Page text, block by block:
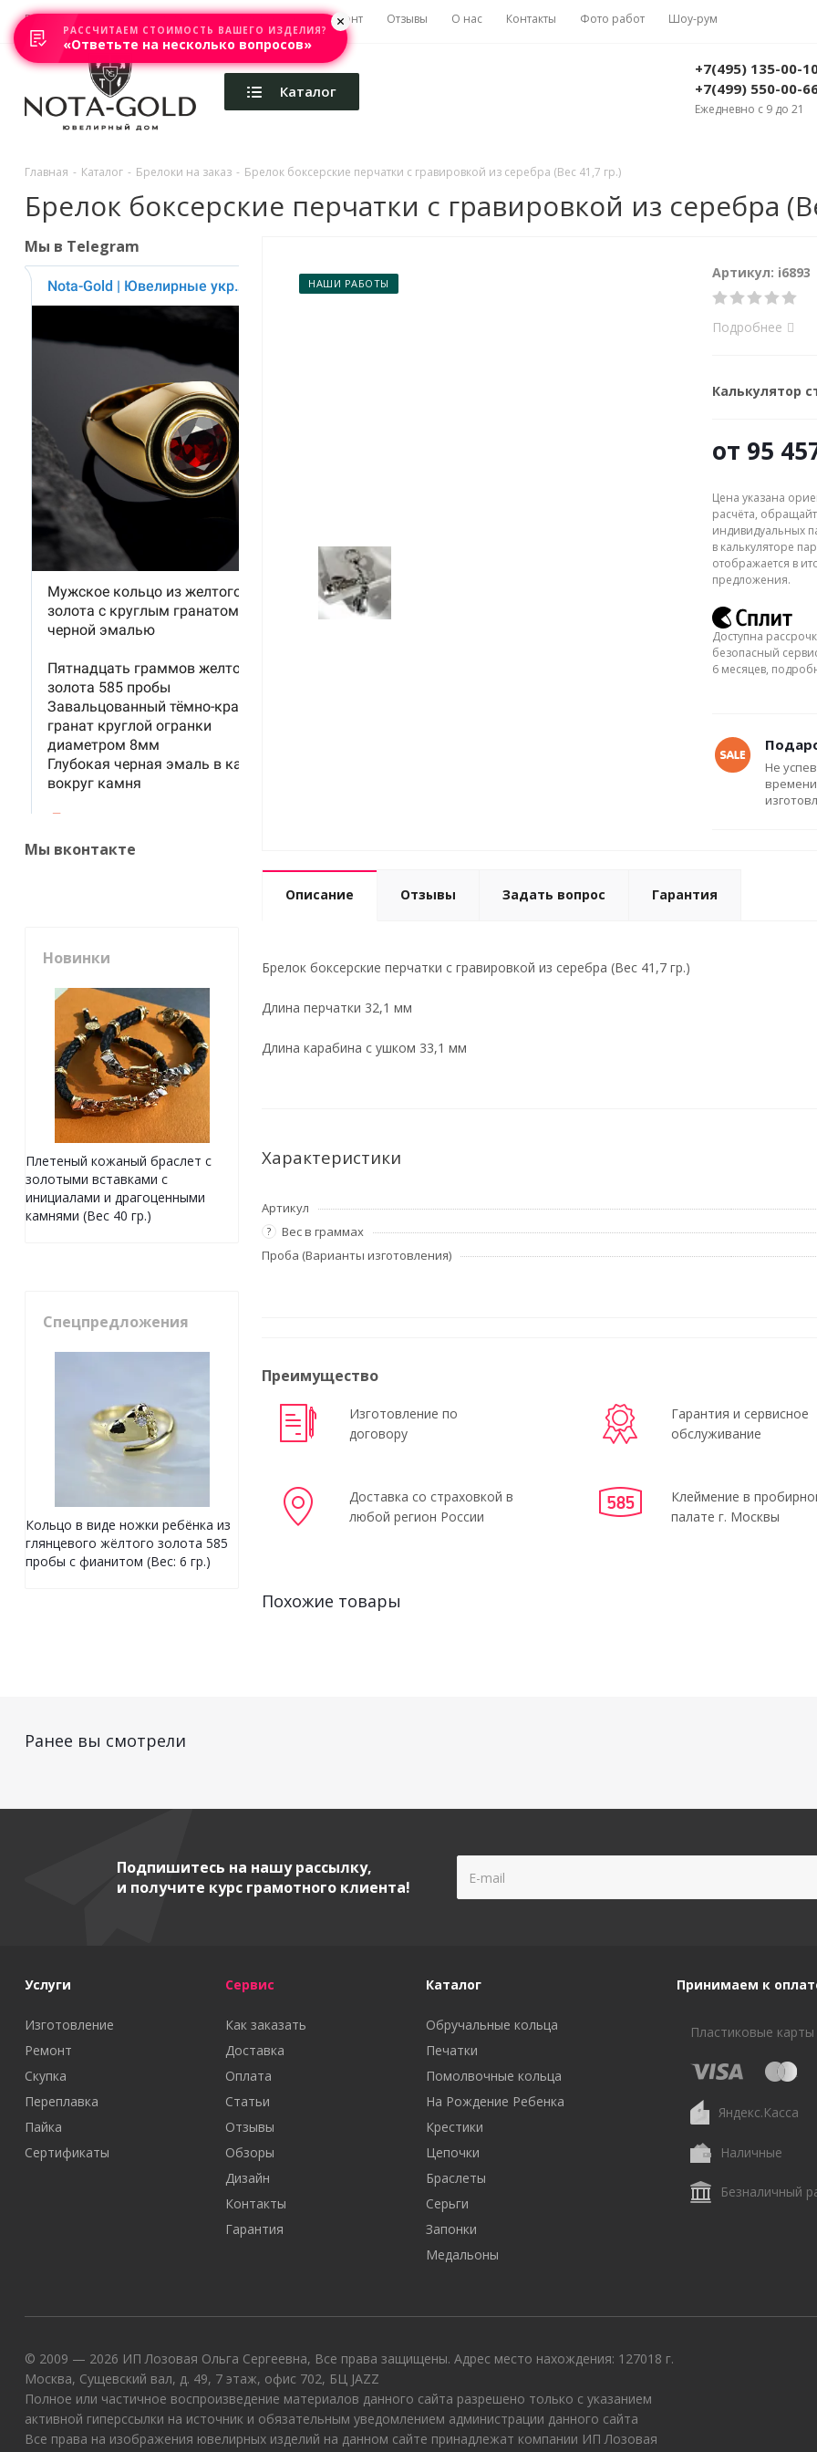
Главная Акции Каталоги Изготовление Ремонт Отзывы О нас Контакты Фото работ Шоу-рум
Каталог
+7(495) 135-00-
+7(499) 550-00-
Ежедневно с 9 до 21
Главная - Каталог - Брелоки на заказ - Брелок боксерские перчатки с гравировкой из серебра (Вес 41,7 гр.)
Брелок боксерские перчатки с гравировкой из серебра
НАШИ РАБОТЫ
Артикул: i6893
Подробнее
Калькулятор
от 95
Цена указана
расчёта,
индивидуальных
в калькуляторе
отображается в
предложения.
Доступна
безопасный
6 месяцев,
Не
Описание Отзывы Задать вопрос Гарантия
Брелок боксерские перчатки с гравировкой из серебра (Вес 41,7 гр.)
Длина перчатки 32,1 мм
Длина карабина с ушком 33,1 мм
Характеристики
Артикул
? Вес в граммах
Проба (Варианты изготовления)
Преимущество
Изготовление по
договору
Гарантия и сервисное
обслуживание
Доставка со страховкой в
любой регион России
Клеймение в
палате г. Москвы
Похожие товары
Мы в Telegram
Мы вконтакте
Новинки
Плетеный кожаный браслет с
золотыми вставками с
инициалами и драгоценными
камнями (Вес 40 гр.)
Спецпредложения
Кольцо в виде ножки ребёнка из
глянцевого жёлтого золота 585
пробы с фианитом (Вес: 6 гр.)
Ранее вы смотрели
Подпишитесь на нашу рассылку,
и получите курс грамотного клиента!
Услуги
Изготовление
Ремонт
Скупка
Переплавка
Пайка
Сертификаты
Сервис
Как заказать
Доставка
Оплата
Статьи
Отзывы
Обзоры
Дизайн
Контакты
Гарантия
Каталог
Обручальные кольца
Печатки
Помолвочные кольца
На Рождение Ребенка
Крестики
Цепочки
Браслеты
Серьги
Запонки
Медальоны
Принимаем к
Пластиковые карты
Яндекс.Касса
Наличные
Безналичный
© 2009 — 2026 ИП Лозовая Ольга Сергеевна, Все права защищены. Адрес место нахождения: 127018 г.
Москва, Сущевский вал, д. 49, 7 этаж, офис 702, БЦ JAZZ
Полное или частичное воспроизведение материалов данного сайта разрешено только с указанием
активной гиперссылки на источник и обязательным уведомлением администрации данного сайта
Все права на изображения ювелирных изделий на данном сайте принадлежат компании ИП Лозовая
РАССЧИТАЕМ СТОИМОСТЬ ВАШЕГО ИЗДЕЛИЯ?
«Ответьте на несколько вопросов»